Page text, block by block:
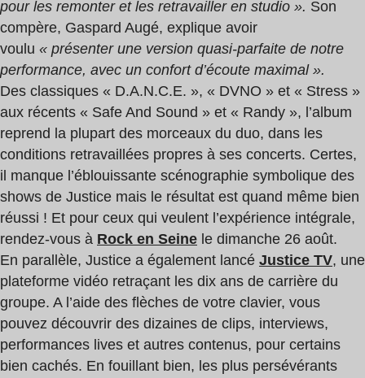
pour les remonter et les retravailler en studio ». Son
compère, Gaspard Augé, explique avoir
voulu « présenter une version quasi-parfaite de notre
performance, avec un confort d’écoute maximal ».
Des classiques « D.A.N.C.E. », « DVNO » et « Stress »
aux récents « Safe And Sound » et « Randy », l’album
reprend la plupart des morceaux du duo, dans les
conditions retravaillées propres à ses concerts. Certes,
il manque l’éblouissante scénographie symbolique des
shows de Justice mais le résultat est quand même bien
réussi ! Et pour ceux qui veulent l’expérience intégrale,
rendez-vous à Rock en Seine le dimanche 26 août.
En parallèle, Justice a également lancé Justice TV, une
plateforme vidéo retraçant les dix ans de carrière du
groupe. A l’aide des flèches de votre clavier, vous
pouvez découvrir des dizaines de clips, interviews,
performances lives et autres contenus, pour certains
bien cachés. En fouillant bien, les plus persévérants